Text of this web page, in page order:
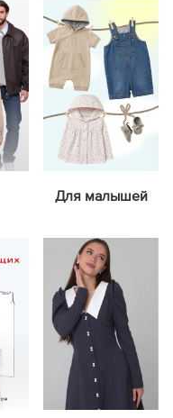
Для малышей